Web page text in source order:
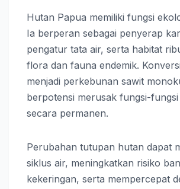
Hutan Papua memiliki fungsi
Ia berperan sebagai penyerap
pengatur tata air, serta habitat
flora dan fauna endemik.
menjadi perkebunan sawit
berpotensi merusak fungsi-
secara permanen.
Perubahan tutupan hutan dapat
siklus air, meningkatkan risiko
kekeringan, serta mempercepat